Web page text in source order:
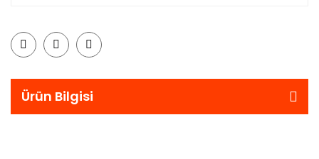
Ürün Bilgisi